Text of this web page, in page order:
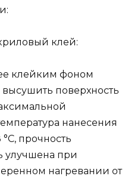
клей:
клейким фоном
поверхность
нанесения
°C, прочность
улучшена при
нагревании от